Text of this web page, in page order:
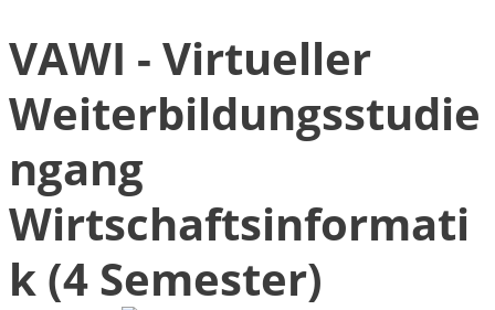
VAWI - Virtueller
Weiterbildungsstudie
ngang
Wirtschaftsinformati
k (4 Semester)